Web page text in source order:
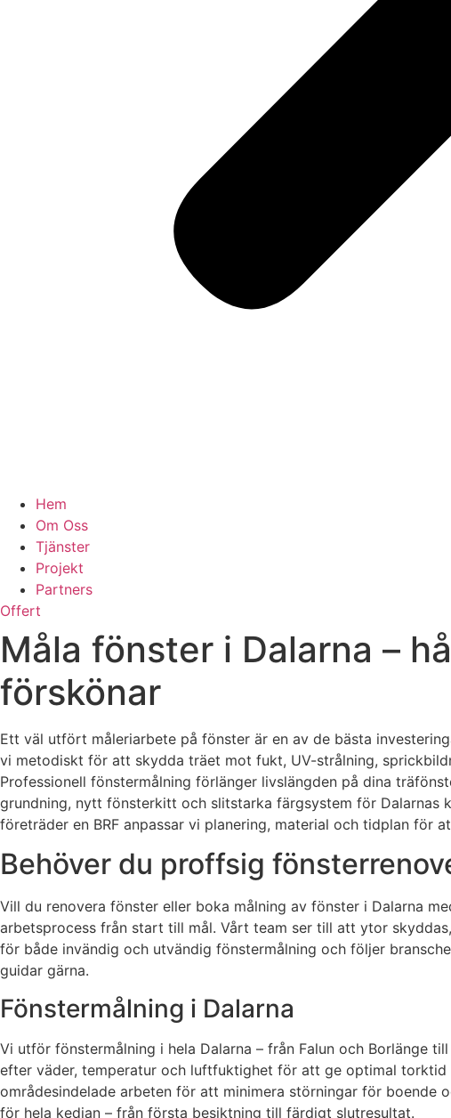
Hem
Om Oss
Tjänster
Projekt
Partners
Offert
Måla fönster i Dalarna –
förskönar
Ett väl utfört måleriarbete på fönster är en av de bästa
vi metodiskt för att skydda träet mot fukt, UV-strålning,
Professionell fönstermålning förlänger livslängden på dina
grundning, nytt fönsterkitt och slitstarka färgsystem för
företräder en BRF anpassar vi planering, material och tidplan
Behöver du proffsig
Vill du renovera fönster eller boka målning av fönster i Dalarna
arbetsprocess från start till mål. Vårt team ser till att ytor
för både invändig och utvändig fönstermålning och följer
guidar gärna.
Fönstermålning i Dalarna
Vi utför fönstermålning i hela Dalarna – från Falun och Borlänge
efter väder, temperatur och luftfuktighet för att ge optimal
områdesindelade arbeten för att minimera störningar för boende
för hela kedjan – från första besiktning till färdigt slutresultat.